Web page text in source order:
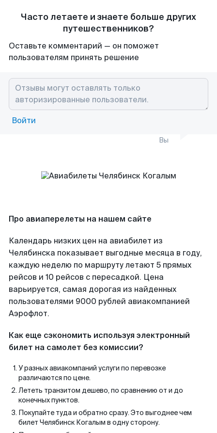
Часто летаете и знаете больше других
путешественников?
Оставьте комментарий — он поможет
пользователям принять решение
Войти
Вы
Про авиаперелеты на нашем сайте
Календарь низких цен на авиабилет из
Челябинска показывает выгодные месяца в году,
каждую неделю по маршруту летают 5 прямых
рейсов и 10 рейсов с пересадкой. Цена
варьируется, самая дорогая из найденных
пользователями 9000 рублей авиакомпанией
Аэрофлот.
Как еще сэкономить используя электронный
билет на самолет без комиссии?
У разных авиакомпаний услуги по перевозке
различаются по цене.
Лететь транзитом дешево, по сравнению от и до
конечных пунктов.
Покупайте туда и обратно сразу. Это выгоднее чем
билет Челябинск Когалым в одну сторону.